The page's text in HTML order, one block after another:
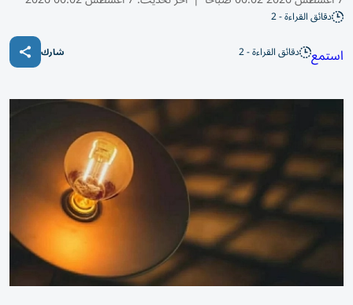
دقائق القراءة - 2
استمع دقائق القراءة - 2 شارك